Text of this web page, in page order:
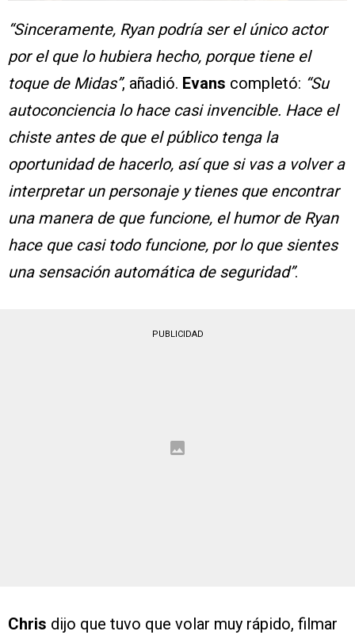
“Sinceramente, Ryan podría ser el único actor
por el que lo hubiera hecho, porque tiene el
toque de Midas”, añadió. Evans completó: “Su
autoconciencia lo hace casi invencible. Hace el
chiste antes de que el público tenga la
oportunidad de hacerlo, así que si vas a volver a
interpretar un personaje y tienes que encontrar
una manera de que funcione, el humor de Ryan
hace que casi todo funcione, por lo que sientes
una sensación automática de seguridad”.
PUBLICIDAD
Chris dijo que tuvo que volar muy rápido, filmar